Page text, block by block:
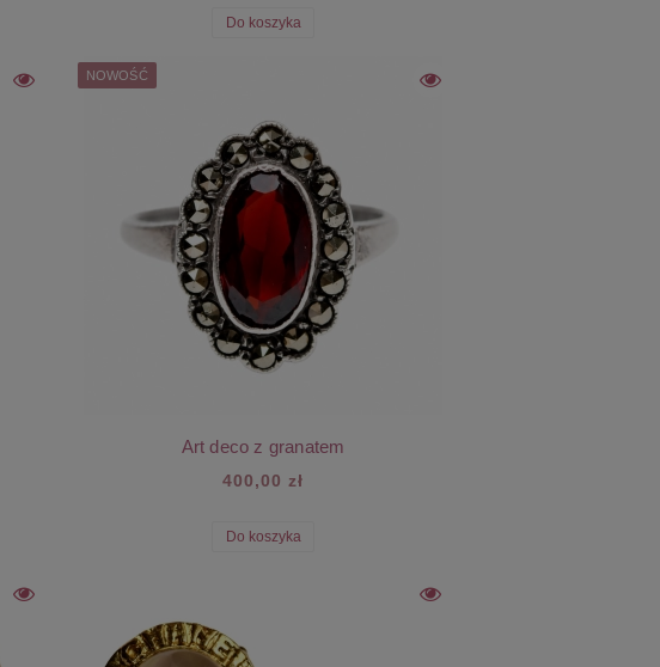
Do koszyka
Art deco z granatem
400,00 zł
Do koszyka
NOWOŚĆ